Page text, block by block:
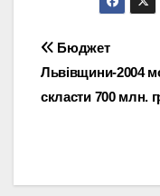
Навігація
записів
Бюджет
Львівщини-2004
скласти 700 млн.